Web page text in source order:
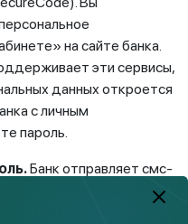
на сайте банка.
эти сервисы,
данных откроется
с личным
пароль.
Банк отправляет смс-
на ваш телефон для